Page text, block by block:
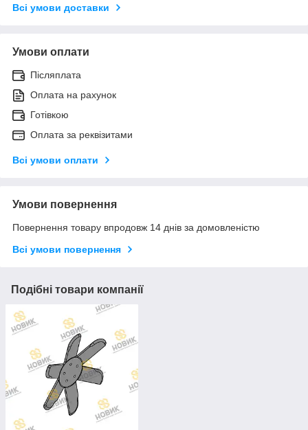
Всі умови доставки
Умови оплати
Післяплата
Оплата на рахунок
Готівкою
Оплата за реквізитами
Всі умови оплати
Умови повернення
Повернення товару впродовж 14 днів за домовленістю
Всі умови повернення
Подібні товари компанії